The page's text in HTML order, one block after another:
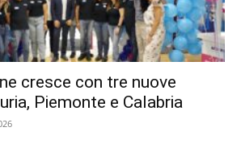
cresce con tre nuove
Piemonte e Calabria